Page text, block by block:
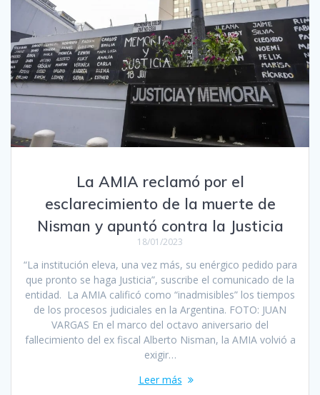
La AMIA reclamó por el
esclarecimiento de la muerte de
Nisman y apuntó contra la Justicia
18/01/2023
“La institución eleva, una vez más, su enérgico pedido para
que pronto se haga Justicia”, suscribe el comunicado de la
entidad. La AMIA calificó como “inadmisibles” los tiempos
de los procesos judiciales en la Argentina. FOTO: JUAN
VARGAS En el marco del octavo aniversario del
fallecimiento del ex fiscal Alberto Nisman, la AMIA volvió a
exigir…
Leer más